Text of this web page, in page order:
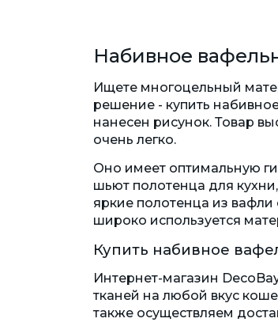
Набивное
Ищете многоцельный
решение - купить
нанесен рисунок. Товар
очень легко.
Оно имеет оптимальную
шьют полотенца для
яркие полотенца из
широко используется
Купить набивное
Интернет-магазин
тканей на любой вкус
также осуществляем